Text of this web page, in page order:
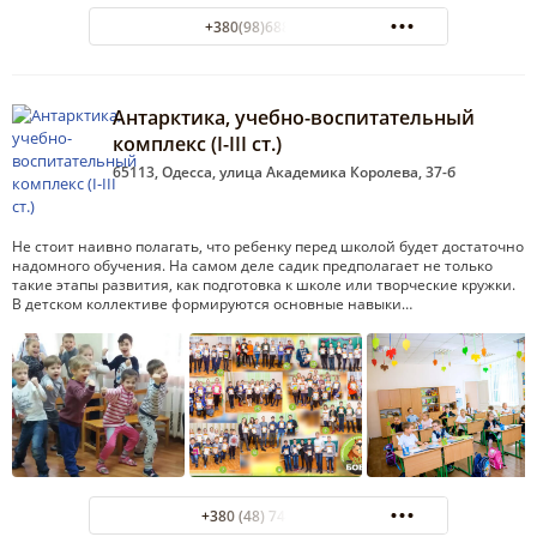
+380(98)688-07-02
Антарктика, учебно-воспитательный
комплекс (І-ІІІ ст.)
65113, Одесса, улица Академика Королева, 37-б
Не стоит наивно полагать, что ребенку перед школой будет достаточно
надомного обучения. На самом деле садик предполагает не только
такие этапы развития, как подготовка к школе или творческие кружки.
В детском коллективе формируются основные навыки…
+380 (48) 744-23-13